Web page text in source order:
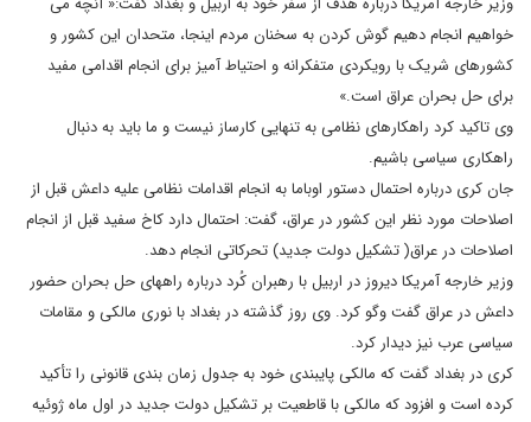
خواهیم انجام دهیم گوش کردن به سخنان مردم اینجا، متحدان این کشور و
کشورهای شریک با رویکردی متفکرانه و احتیاط آمیز برای انجام اقدامی مفید
برای حل بحران عراق است.»
وی تاکید کرد راهکارهای نظامی به تنهایی کارساز نیست و ما باید به دنبال
راهکاری سیاسی باشیم.
جان کری درباره احتمال دستور اوباما به انجام اقدامات نظامی علیه داعش قبل از
اصلاحات مورد نظر این کشور در عراق، گفت: احتمال دارد کاخ سفید قبل از انجام
اصلاحات در عراق( تشکیل دولت جدید) تحرکاتی انجام دهد.
وزیر خارجه آمریکا دیروز در اربیل با رهبران کُرد درباره راههای حل بحران حضور
داعش در عراق گفت وگو کرد. وی روز گذشته در بغداد با نوری مالکی و مقامات
سیاسی عرب نیز دیدار کرد.
کری در بغداد گفت که مالکی پایبندی خود به جدول زمان بندی قانونی را تأکید
کرده است و افزود که مالکی با قاطعیت بر تشکیل دولت جدید در اول ماه ژوئیه